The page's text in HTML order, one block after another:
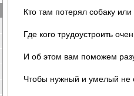
Кто там потерял собаку или
Где кого трудоустроить
И об этом вам поможем
Чтобы нужный и умелый не